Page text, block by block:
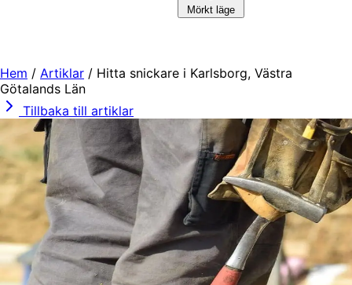
Mörkt läge
Hem / Artiklar / Hitta snickare i Karlsborg, Västra
Götalands Län
Tillbaka till artiklar